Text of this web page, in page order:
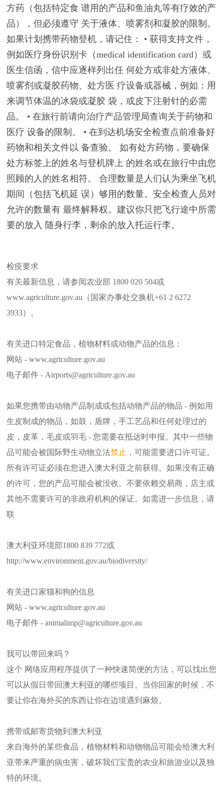
方药（包括特定食 谱用的产品和鱼油丸等有疗效的产
品），但必须遵守 关于液体、喷雾剂和凝胶的限制。
如果计划携带药物登机，请记住： • 获得支持文件，
例如医疗身份识别卡（medical identification card）或
医生信函，信中应逐样列出任 何处方或非处方液体、
喷雾剂或凝胶药物、处方医 疗设备或器械，例如：用
来调节体温的冰袋或凝胶 袋，或皮下注射针的必需
品。 • 在旅行前请向治疗产品管理局查询关于药物和
医疗 设备的限制。 • 在到达机场安全检查点前准备好
药物和相关文件以 备查验。 如有处方药物，要确保
处方标签上的姓名与登机牌上 的姓名或在旅行中由您
照顾的人的姓名相符。 合理数量是人们认为乘坐飞机
期间（包括飞机延 误）够用的数量。安全检查人员对
允许的数量有 最终解释权。建议你只把飞行途中所需
要的放入 随身行李，剩余的放入托运行李。
检疫要求
有关最新信息，请参阅农业部 1800 020 504或
www.agriculture.gov.au（国家办事处交换机+61 2 6272
3933）。
有关进口特定食品，植物材料或动物产品的信息：
网站 - www.agriculture.gov.au
电子邮件 - Airports@agriculture.gov.au
如果您携带由动物产品制成或包括动物产品的物品 - 例如用
生皮制成的物品，如鼓，盾牌，手工艺品和任何处理过的
皮，皮革，毛皮或羽毛 - 您需要在抵达时申报。其中一些物
品可能会被国际野生动物立法禁止 ，可能需要进口许可证。
所有许可证必须在您进入澳大利亚之前获得。如果没有正确
的许可，您的产品可能会被没收。不要依赖交易商，店主或
其他不需要许可的非政府机构的保证。如需进一步信息，请
联
澳大利亚环境部1800 839 772或
http://www.environment.gov.au/biodiversity/
有关进口家猫和狗的信息
网站 - www.agriculture.gov.au
电子邮件 - animalimp@agriculture.gov.au
我可以带回来吗？
这个 网络应用程序提供了一种快速简便的方法，可以找出您
可以从假日带回澳大利亚的哪些项目。当你回家的时候，不
要让你在海外买的东西让你在边境遇到麻烦。
携带或邮寄货物到澳大利亚
来自海外的某些食品，植物材料和动物物品可能会给澳大利
亚带来严重的病虫害，破坏我们宝贵的农业和旅游业以及独
特的环境。